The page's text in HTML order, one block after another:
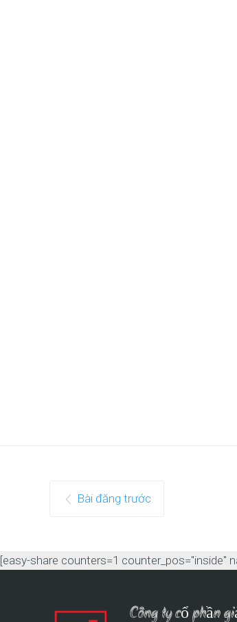
Bài đăng trước
[easy-share counters=1 counter_pos="inside"
Công ty cổ phần